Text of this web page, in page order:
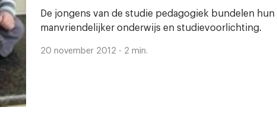
De jongens van de studie pedagogiek bundelen
manvriendelijker onderwijs en studievoorlichting.
20 november 2012 - 2 min.